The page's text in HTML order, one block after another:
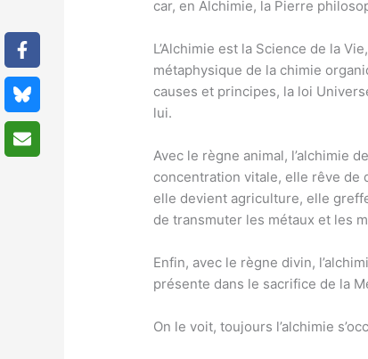
car, en Alchimie, la Pierre
L’Alchimie est la Science de la
métaphysique de la chimie
causes et principes, la loi
lui.
Avec le règne animal, l’alchimie
concentration vitale, elle rêve de
elle devient agriculture, elle
de transmuter les métaux et les
Enfin, avec le règne divin,
présente dans le sacrifice de la
On le voit, toujours l’alchimie